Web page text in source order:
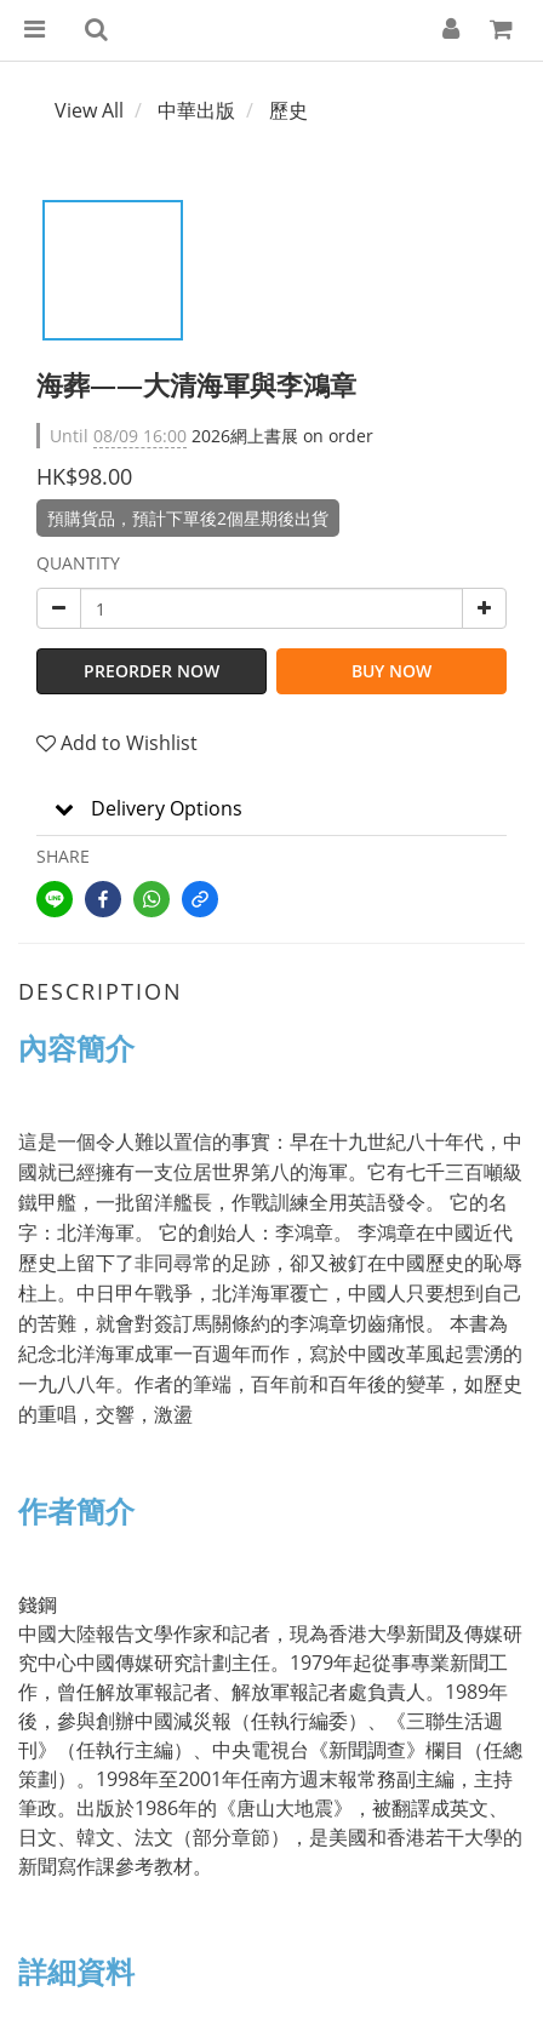
View All 中華出版 歷史
海葬——大清海軍與李鴻章
Until 08/09 16:00 2026網上書展 on order
HK$98.00
預購貨品，預計下單後2個星期後出貨
QUANTITY
PREORDER NOW BUY NOW
Add to Wishlist
Delivery Options
SHARE
DESCRIPTION
內容簡介
這是一個令人難以置信的事實：早在十九世紀八十年代，中
國就已經擁有一支位居世界第八的海軍。它有七千三百噸級
鐵甲艦，一批留洋艦長，作戰訓練全用英語發令。 它的名
字：北洋海軍。 它的創始人：李鴻章。 李鴻章在中國近代
歷史上留下了非同尋常的足跡，卻又被釘在中國歷史的恥辱
柱上。中日甲午戰爭，北洋海軍覆亡，中國人只要想到自己
的苦難，就會對簽訂馬關條約的李鴻章切齒痛恨。 本書為
紀念北洋海軍成軍一百週年而作，寫於中國改革風起雲湧的
一九八八年。作者的筆端，百年前和百年後的變革，如歷史
的重唱，交響，激盪
作者簡介
錢鋼
中國大陸報告文學作家和記者，現為香港大學新聞及傳媒研
究中心中國傳媒研究計劃主任。1979年起從事專業新聞工
作，曾任解放軍報記者、解放軍報記者處負責人。1989年
後，參與創辦中國減災報（任執行編委）、《三聯生活週
刊》（任執行主編）、中央電視台《新聞調查》欄目（任總
策劃）。1998年至2001年任南方週末報常務副主編，主持
筆政。出版於1986年的《唐山大地震》，被翻譯成英文、
日文、韓文、法文（部分章節），是美國和香港若干大學的
新聞寫作課參考教材。
詳細資料